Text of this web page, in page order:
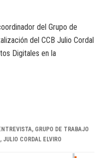
del Grupo de
del CCB Julio Cordal
Digitales en la
, GRUPO DE TRABAJO
, JULIO CORDAL ELVIRO